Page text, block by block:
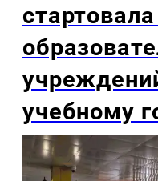
учебному